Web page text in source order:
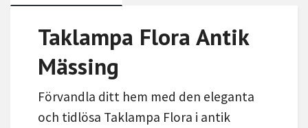
Taklampa Flora Antik
Mässing
Förvandla ditt hem med den eleganta
och tidlösa Taklampa Flora i antik